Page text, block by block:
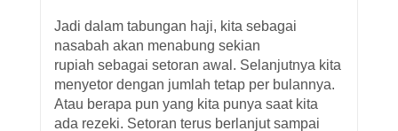
Jadi dalam tabungan haji, kita sebagai
nasabah akan menabung sekian
rupiah sebagai setoran awal. Selanjutnya kita
menyetor dengan jumlah tetap per bulannya.
Atau berapa pun yang kita punya saat kita
ada rezeki. Setoran terus berlanjut sampai